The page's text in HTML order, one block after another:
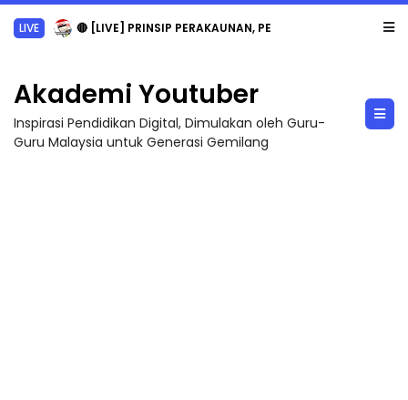
LIVE 🔴 [LIVE] PRINSIP PERAKAUNAN, PECUT SKOR SOALAN 1 TRIAL OLEH CIKGU WAN...
Akademi Youtuber
Inspirasi Pendidikan Digital, Dimulakan oleh Guru-
Guru Malaysia untuk Generasi Gemilang